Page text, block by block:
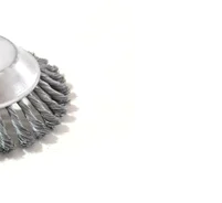
Pomůže snadno a
ze...